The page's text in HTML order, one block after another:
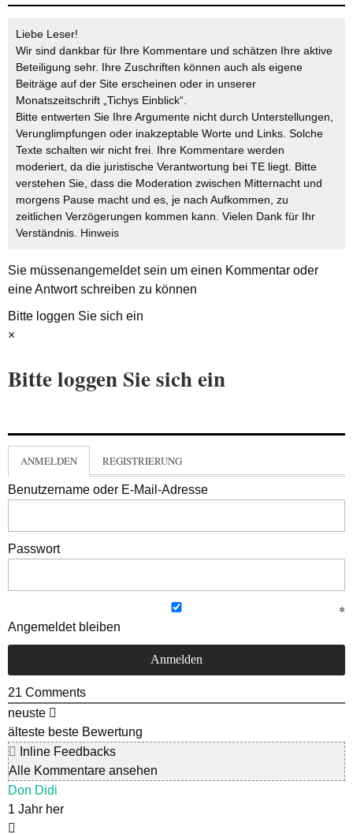
Liebe Leser!
Wir sind dankbar für Ihre Kommentare und schätzen Ihre aktive
Beteiligung sehr. Ihre Zuschriften können auch als eigene
Beiträge auf der Site erscheinen oder in unserer
Monatszeitschrift „Tichys Einblick“.
Bitte entwerten Sie Ihre Argumente nicht durch Unterstellungen,
Verunglimpfungen oder inakzeptable Worte und Links. Solche
Texte schalten wir nicht frei. Ihre Kommentare werden
moderiert, da die juristische Verantwortung bei TE liegt. Bitte
verstehen Sie, dass die Moderation zwischen Mitternacht und
morgens Pause macht und es, je nach Aufkommen, zu
zeitlichen Verzögerungen kommen kann. Vielen Dank für Ihr
Verständnis. Hinweis
Sie müssenangemeldetsein um einen Kommentar oder
eine Antwort schreiben zu können
Bitte loggen Sie sich ein
×
Bitte loggen Sie sich ein
ANMELDEN REGISTRIERUNG
Benutzername oder E-Mail-Adresse
Passwort
Angemeldet bleiben
21 Comments
neuste
älteste beste Bewertung
Inline Feedbacks
Alle Kommentare ansehen
Don Didi
1 Jahr her